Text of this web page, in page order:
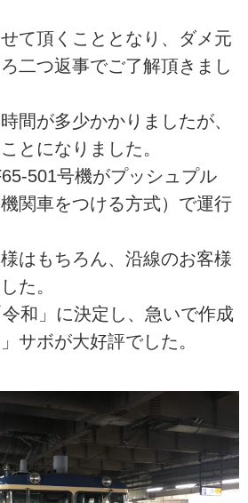
て頂くこととなり、ダメ元
二つ返事でご了解頂きまし
間が多少かかりましたが、
とになりました。
501号機がプッシュプル
機関車をつける方式）で運行
はもちろん、沿線のお客様
た。
和」に決定し、急いで作成
サボが大好評でした。